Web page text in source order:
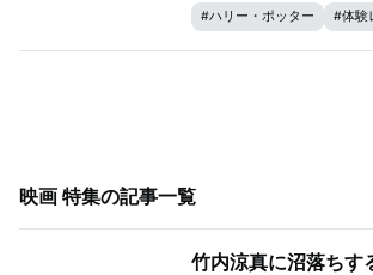
#ハリー・ポッター #体験
映画 特集の記事一覧
竹内涼真に沼落ちす